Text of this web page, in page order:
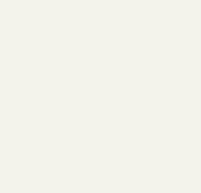
てご利用いただけます